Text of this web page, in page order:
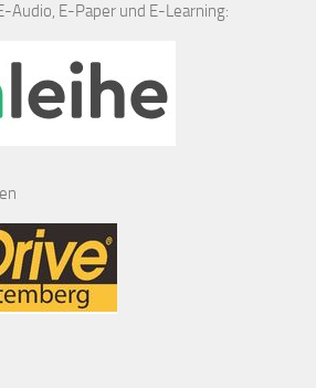
Audio, E-Paper und E-Learning: